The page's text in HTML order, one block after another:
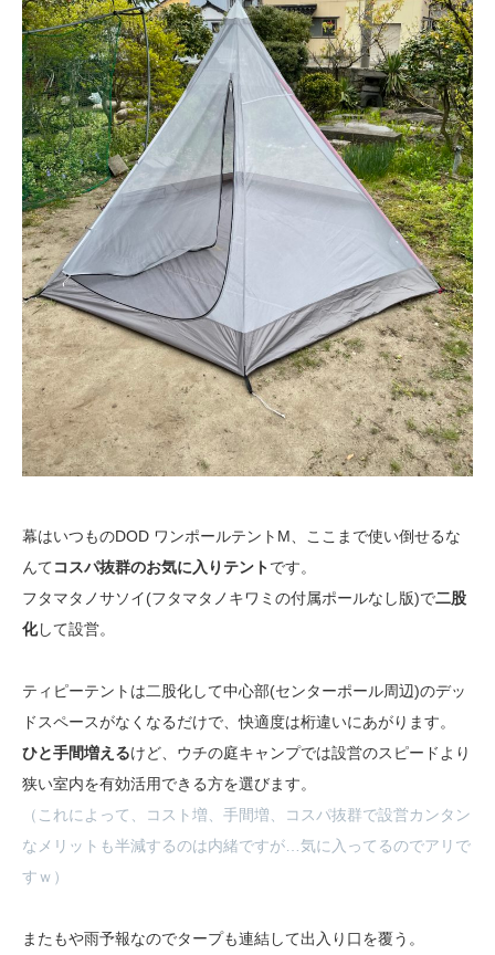
幕はいつものDOD ワンポールテントM、ここまで使い倒せるな
んてコスパ抜群のお気に入りテントです。
フタマタノサソイ(フタマタノキワミの付属ポールなし版)で二股
化して設営。
ティピーテントは二股化して中心部(センターポール周辺)のデッ
ドスペースがなくなるだけで、快適度は桁違いにあがります。
ひと手間増えるけど、ウチの庭キャンプでは設営のスピードより
狭い室内を有効活用できる方を選びます。
（これによって、コスト増、手間増、コスパ抜群で設営カンタン
なメリットも半減するのは内緒ですが…気に入ってるのでアリで
すｗ）
またもや雨予報なのでタープも連結して出入り口を覆う。